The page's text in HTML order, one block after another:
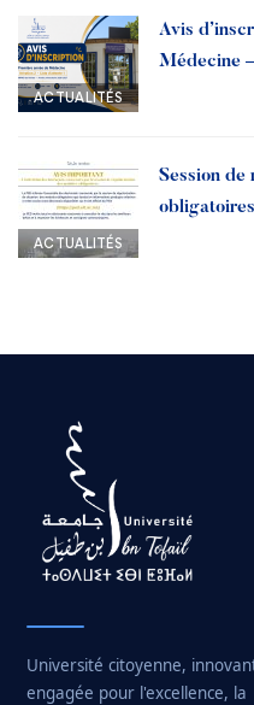
ACTUALITÉS
Avis
Médecine
ACTUALITÉS
Session de
Université citoyenne,
engagée pour l'excellence, la